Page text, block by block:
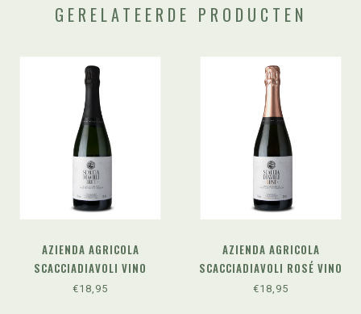
GERELATEERDE PRODUCTEN
AZIENDA AGRICOLA
SCACCIADIAVOLI VINO
SPUMANTE BRUT METODO
€18,95
AZIENDA AGRICOLA
SCACCIADIAVOLI ROSÉ VINO
SPUMANTE BRUT METODO
€18,95